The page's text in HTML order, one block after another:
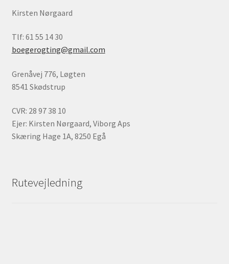
Kirsten Nørgaard
Tlf: 61 55 14 30
boegerogting@gmail.com
Grenåvej 776, Løgten
8541 Skødstrup
CVR: 28 97 38 10
Ejer: Kirsten Nørgaard, Viborg Aps
Skæring Hage 1A, 8250 Egå
Rutevejledning